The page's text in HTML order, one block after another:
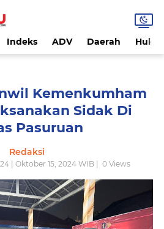
Indeks ADV Daerah
Kemenkumham
Sidak Di
Pasuruan
Redaksi
| Oktober 15, 2024 WIB | 0 Views